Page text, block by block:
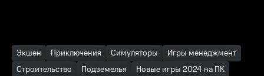
Экшен Приключения Симуляторы
Игры менеджмент
Строительство
Подземелья
Новые игры 2024 на ПК